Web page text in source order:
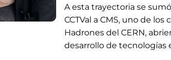
A esta trayectoria se
CCTVal a CMS, uno de
Hadrones del CERN,
desarrollo de tecnologías